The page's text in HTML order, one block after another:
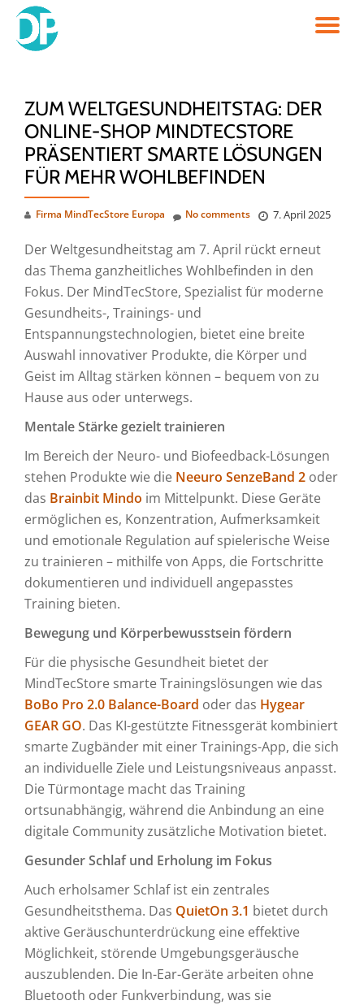
Skip
ZUM WELTGESUNDHEITSTAG: DER
ONLINE-SHOP MINDTECSTORE
PRÄSENTIERT SMARTE LÖSUNGEN
FÜR MEHR WOHLBEFINDEN
Firma MindTecStore Europa 7. April 2025
No comments
Der Weltgesundheitstag am 7. April rückt erneut
das Thema ganzheitliches Wohlbefinden in den
Fokus. Der MindTecStore, Spezialist für moderne
Gesundheits-, Trainings- und
Entspannungstechnologien, bietet eine breite
Auswahl innovativer Produkte, die Körper und
Geist im Alltag stärken können – bequem von zu
Hause aus oder unterwegs.
Mentale Stärke gezielt trainieren
Im Bereich der Neuro- und Biofeedback-Lösungen
stehen Produkte wie die Neeuro SenzeBand 2 oder
das Brainbit Mindo im Mittelpunkt. Diese Geräte
ermöglichen es, Konzentration, Aufmerksamkeit
und emotionale Regulation auf spielerische Weise
zu trainieren – mithilfe von Apps, die Fortschritte
dokumentieren und individuell angepasstes
Training bieten.
Bewegung und Körperbewusstsein fördern
Für die physische Gesundheit bietet der
MindTecStore smarte Trainingslösungen wie das
BoBo Pro 2.0 Balance-Board oder das Hygear
GEAR GO. Das KI-gestützte Fitnessgerät kombiniert
smarte Zugbänder mit einer Trainings-App, die sich
an individuelle Ziele und Leistungsniveaus anpasst.
Die Türmontage macht das Training
ortsunabhängig, während die Anbindung an eine
digitale Community zusätzliche Motivation bietet.
Gesunder Schlaf und Erholung im Fokus
Auch erholsamer Schlaf ist ein zentrales
Gesundheitsthema. Das QuietOn 3.1 bietet durch
aktive Geräuschunterdrückung eine effektive
Möglichkeit, störende Umgebungsgeräusche
auszublenden. Die In-Ear-Geräte arbeiten ohne
Bluetooth oder Funkverbindung, was sie